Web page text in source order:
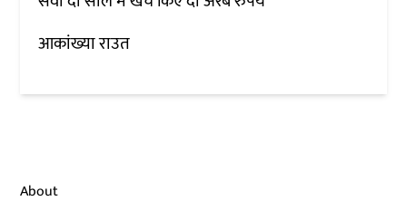
आकांख्या राउत
About